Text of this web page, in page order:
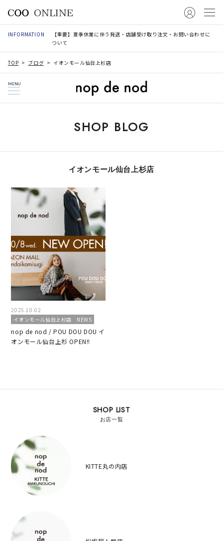
INFORMATION
【重要】夏季休業に伴う発送・店舗受け取り注文・お問い合わせに
ついて
TOP ブログ イオンモール仙台上杉店
MENU
SHOP BLOG
イオンモール仙台上杉店
2025.10.02
イオンモール仙台上杉店
NEWS
nop de nod / POU DOU DOU イ
オンモール仙台上杉 OPEN!!
SHOP LIST
お店一覧
KITTE丸の内店